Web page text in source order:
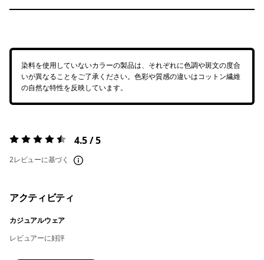
染料を使用していないカラーの製品は、それぞれに色調や斑文の度合
いが異なることをご了承ください。色彩や質感の違いはコットン繊維
の自然な特性を反映しています。
評価:4.5 / 5 4.5 / 5
2レビューに基づく
アクティビティ
カジュアルウェア
レビュアーに好評